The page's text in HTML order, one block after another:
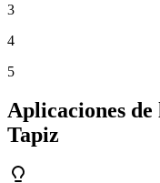
3
4
5
Aplicaciones
Tapiz